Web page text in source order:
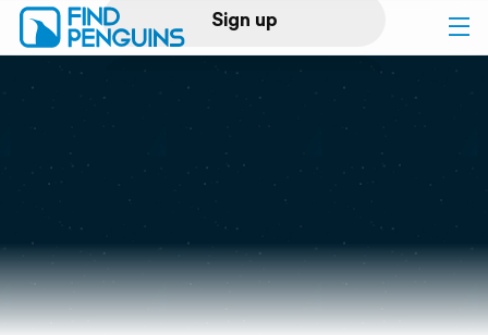
Sign up
Log in
Print a book
Flyover video
Explore